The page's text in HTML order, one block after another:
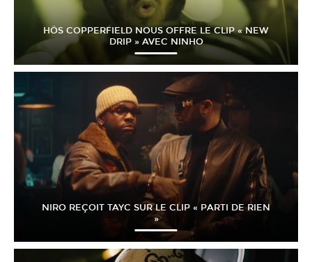
HÖS COPPERFIELD NOUS OFFRE LE CLIP « NEW
DRIP » AVEC NINHO
NIRO REÇOIT TAYC SUR LE CLIP « PARTI DE RIEN
»